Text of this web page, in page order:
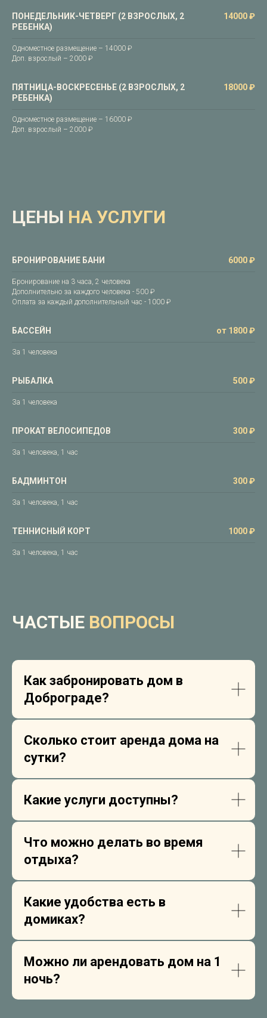
ПОНЕДЕЛЬНИК-ЧЕТВЕРГ (2 ВЗРОСЛЫХ, 2
РЕБЕНКА)
14000 ₽
Одноместное размещение – 14000 ₽
Доп. взрослый – 2000 ₽
ПЯТНИЦА-ВОСКРЕСЕНЬЕ (2 ВЗРОСЛЫХ, 2
РЕБЕНКА)
18000 ₽
Одноместное размещение – 16000 ₽
Доп. взрослый – 2000 ₽
ЦЕНЫ НА УСЛУГИ
БРОНИРОВАНИЕ БАНИ 6000 ₽
Бронирование на 3 часа, 2 человека
Дополнительно за каждого человека - 500 ₽
Оплата за каждый дополнительный час - 1000 ₽
БАССЕЙН от 1800 ₽
За 1 человека
РЫБАЛКА 500 ₽
За 1 человека
ПРОКАТ ВЕЛОСИПЕДОВ 300 ₽
За 1 человека, 1 час
БАДМИНТОН 300 ₽
За 1 человека, 1 час
ТЕННИСНЫЙ КОРТ 1000 ₽
За 1 человека, 1 час
ЧАСТЫЕ ВОПРОСЫ
Как забронировать дом в
Доброграде?
Сколько стоит аренда дома на
сутки?
Какие услуги доступны?
Что можно делать во время
отдыха?
Какие удобства есть в
домиках?
Можно ли арендовать дом на 1
ночь?